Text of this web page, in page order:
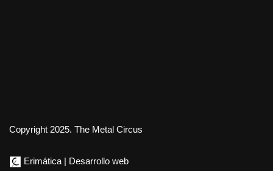
Copyright 2025. The Metal Circus
Erimática | Desarrollo web